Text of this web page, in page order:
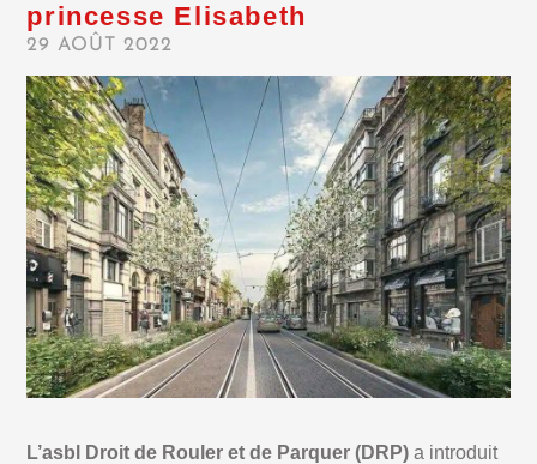
princesse Elisabeth
29 AOÛT 2022
L’asbl Droit de Rouler et de Parquer (DRP) a introduit